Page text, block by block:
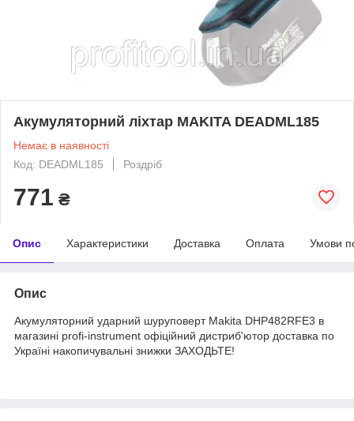
Акумуляторний ліхтар MAKITA DEADML185
Немає в наявності
Код: DEADML185
Роздріб
771 ₴
Опис Характеристики Доставка Оплата Умови
Опис
Акумуляторний ударний шуруповерт Makita DHP482RFE3 в
магазині profi-instrument офіційний дистриб'ютор доставка по
Україні накопичувальні знижки ЗАХОДЬТЕ!